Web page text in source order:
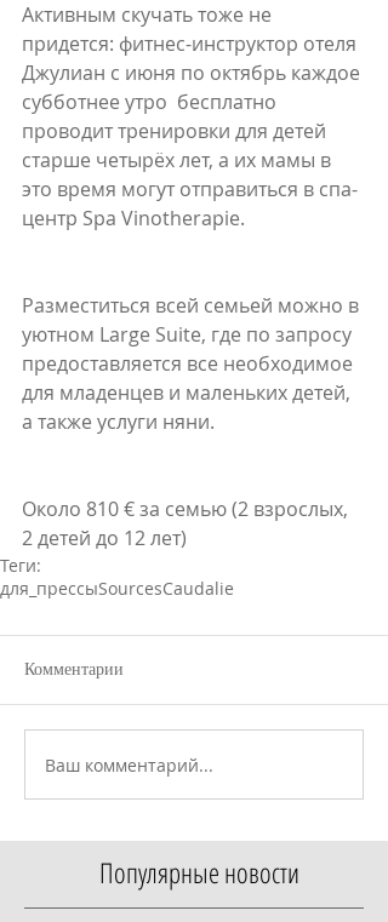
Активным скучать тоже не
придется: фитнес-инструктор отеля
Джулиан с июня по октябрь каждое
субботнее утро  бесплатно
проводит тренировки для детей
старше четырёх лет, а их мамы в
это время могут отправиться в спа-
центр Spa Vinotherapie.
Разместиться всей семьей можно в
уютном Large Suite, где по запросу
предоставляется все необходимое
для младенцев и маленьких детей,
а также услуги няни.
Около 810 € за семью (2 взрослых,
2 детей до 12 лет)
Теги:
для_прессыSourcesCaudalie
Комментарии
Ваш комментарий...
Популярные новости